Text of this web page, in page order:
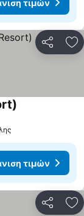
τιμών
τιμών